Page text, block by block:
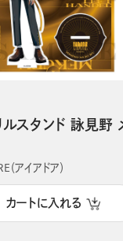
ルスタンド 詠見野
（アイアドア）
カートに入れる